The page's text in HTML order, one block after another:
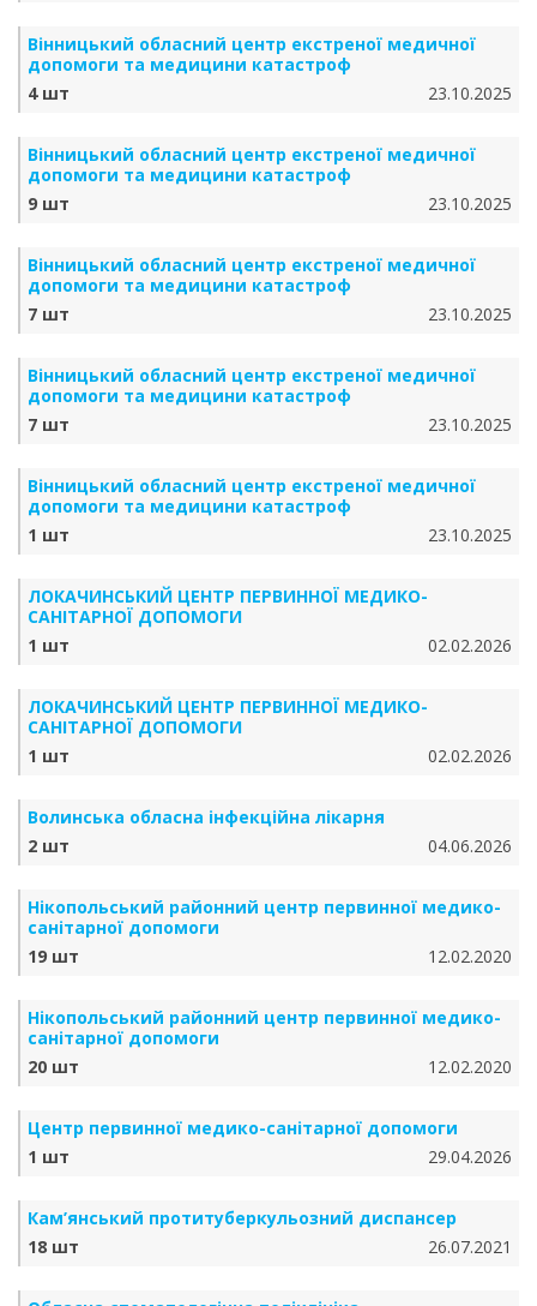
Вінницький обласний центр екстреної медичної
допомоги та медицини катастроф
4 шт
23.10.2025
Вінницький обласний центр екстреної медичної
допомоги та медицини катастроф
9 шт
23.10.2025
Вінницький обласний центр екстреної медичної
допомоги та медицини катастроф
7 шт
23.10.2025
Вінницький обласний центр екстреної медичної
допомоги та медицини катастроф
7 шт
23.10.2025
Вінницький обласний центр екстреної медичної
допомоги та медицини катастроф
1 шт
23.10.2025
ЛОКАЧИНСЬКИЙ ЦЕНТР ПЕРВИННОЇ МЕДИКО-
САНІТАРНОЇ ДОПОМОГИ
1 шт
02.02.2026
ЛОКАЧИНСЬКИЙ ЦЕНТР ПЕРВИННОЇ МЕДИКО-
САНІТАРНОЇ ДОПОМОГИ
1 шт
02.02.2026
Волинська обласна інфекційна лікарня
2 шт
04.06.2026
Нікопольський районний центр первинної медико-
санітарної допомоги
19 шт
12.02.2020
Нікопольський районний центр первинної медико-
санітарної допомоги
20 шт
12.02.2020
Центр первинної медико-санітарної допомоги
1 шт
29.04.2026
Кам’янський протитуберкульозний диспансер
18 шт
26.07.2021